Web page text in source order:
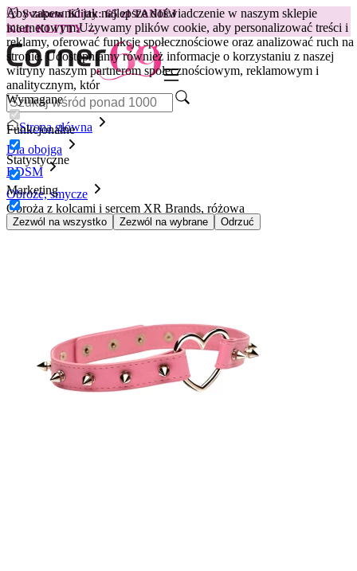
Aby zapewnić jak najlepsze doświadczenie w naszym sklepie
internetowym.Używamy plików cookie, aby personalizować treści i
reklamy, oferować funkcje społecznościowe oraz analizować ruch na
stronie. Udostępniamy również informacje o korzystaniu z naszej
witryny naszym partnerom społecznościowym, reklamowym i
analitycznym, któr
Wymagane
Funkcjonalne
Statystyczne
Marketing
Zezwól na wszystko Zezwól na wybrane Odrzuć
😽Svakom Klitty: 65 zł TANIEJ
Kod: KLITTY →
Strona główna
Dla obojga
BDSM
Obroże, smycze
Obroża z kolcami i sercem XR Brands, różowa